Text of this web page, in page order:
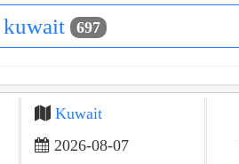
kuwait 697
Kuwait
2026-08-07